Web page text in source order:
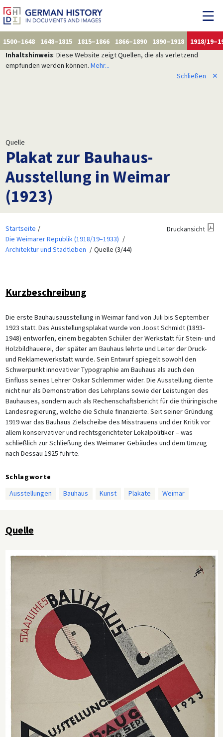
1500–1648 1648–1815 1815–1866 1866–1890 1890–1918
1918/
Inhaltshinweis: Diese Website zeigt Quellen, die als verletzend
empfunden werden können. Mehr...
Schließen
✕
Quelle
Plakat zur Bauhaus-
Ausstellung in Weimar
(1923)
Startseite
Die Weimarer Republik (1918/19–1933)
Architektur und Stadtleben
Quelle (3/44)
Druckansicht
Kurzbeschreibung
Die erste Bauhausausstellung in Weimar fand von Juli bis September
1923 statt. Das Ausstellungsplakat wurde von Joost Schmidt (1893-
1948) entworfen, einem begabten Schüler der Werkstatt für Stein- und
Holzbildhauerei, der später am Bauhaus lehrte und Leiter der Druck-
und Reklamewerkstatt wurde. Sein Entwurf spiegelt sowohl den
Schwerpunkt innovativer Typographie am Bauhaus als auch den
Einfluss seines Lehrer Oskar Schlemmer wider. Die Ausstellung diente
nicht nur als Demonstration des Lehrplans sowie der Leistungen des
Bauhauses, sondern auch als Rechenschaftsbericht für die thüringische
Landesregierung, welche die Schule finanzierte. Seit seiner Gründung
1919 war das Bauhaus Zielscheibe des Misstrauens und der Kritik vor
allem konservativer und rechtsgerichteter Lokalpolitiker – was
schließlich zur Schließung des Weimarer Gebäudes und dem Umzug
nach Dessau 1925 führte.
Schlagworte
Ausstellungen
Bauhaus Kunst Plakate Weimar
Quelle